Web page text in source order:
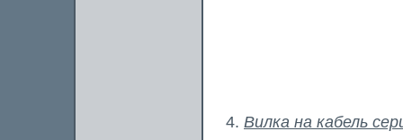
Вилка на кабель